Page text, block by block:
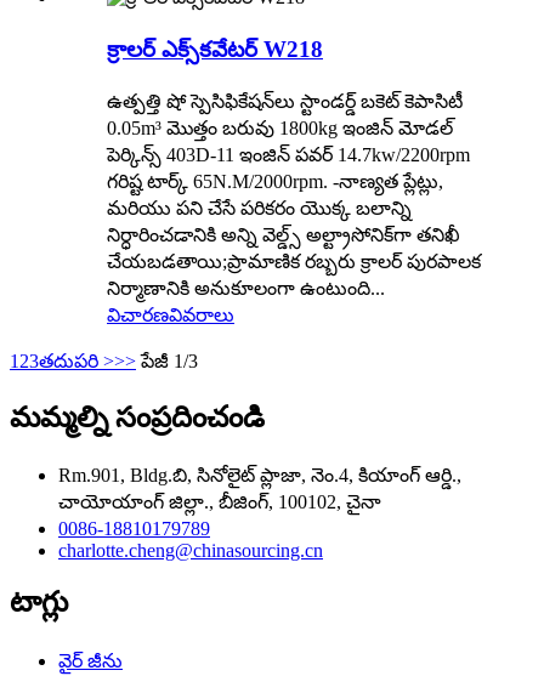
క్రాలర్ ఎక్స్‌కవేటర్ W218
ఉత్పత్తి షో స్పెసిఫికేషన్‌లు స్టాండర్డ్ బకెట్ కెపాసిటీ
0.05m³ మొత్తం బరువు 1800kg ఇంజిన్ మోడల్
పెర్కిన్స్ 403D-11 ఇంజిన్ పవర్ 14.7kw/2200rpm
గరిష్ట టార్క్ 65N.M/2000rpm. -నాణ్యత ప్లేట్లు,
మరియు పని చేసే పరికరం యొక్క బలాన్ని
నిర్ధారించడానికి అన్ని వెల్డ్స్ అల్ట్రాసోనిక్‌గా తనిఖీ
చేయబడతాయి;ప్రామాణిక రబ్బరు క్రాలర్ పురపాలక
నిర్మాణానికి అనుకూలంగా ఉంటుంది...
విచారణవివరాలు
1 23తదుపరి >>> పేజీ 1/3
మమ్మల్ని సంప్రదించండి
Rm.901, Bldg.బి, సినోలైట్ ప్లాజా, నెం.4, కియాంగ్ ఆర్డి.,
చాయోయాంగ్ జిల్లా., బీజింగ్, 100102, చైనా
0086-18810179789
charlotte.cheng@chinasourcing.cn
టాగ్లు
వైర్ జీను